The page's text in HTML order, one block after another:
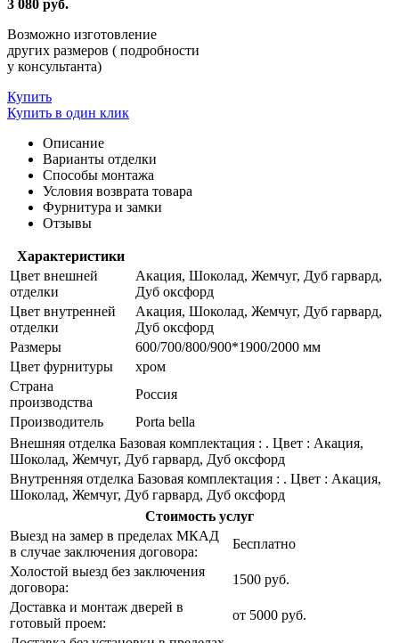
3 080 руб.
Возможно изготовление
других размеров ( подробности
у консультанта)
Купить
Купить в один клик
Описание
Варианты отделки
Способы монтажа
Условия возврата товара
Фурнитура и замки
Отзывы
Характеристики
Цвет внешней
отделки
Акация, Шоколад, Жемчуг, Дуб гарвард,
Дуб оксфорд
Цвет внутренней
отделки
Акация, Шоколад, Жемчуг, Дуб гарвард,
Дуб оксфорд
Размеры
600/700/800/900*1900/2000 мм
Цвет фурнитуры
хром
Страна
производства
Россия
Производитель
Porta bella
Внешняя отделка Базовая комплектация : . Цвет : Акация,
Шоколад, Жемчуг, Дуб гарвард, Дуб оксфорд
Внутренняя отделка Базовая комплектация : . Цвет : Акация,
Шоколад, Жемчуг, Дуб гарвард, Дуб оксфорд
Стоимость услуг
Выезд на замер в пределах МКАД
в случае заключения договора:
Бесплатно
Холостой выезд без заключения
договора:
1500 руб.
Доставка и монтаж дверей в
готовый проем:
от 5000 руб.